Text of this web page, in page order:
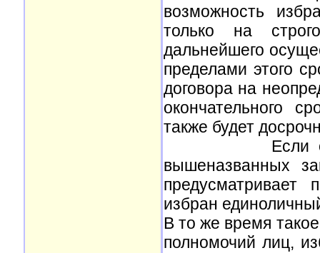
возможность
только на
дальнейшего
пределами этого
договора на
окончательного
также будет
Если
вышеназванных
предусматривает
избран
В то же время
полномочий лиц,